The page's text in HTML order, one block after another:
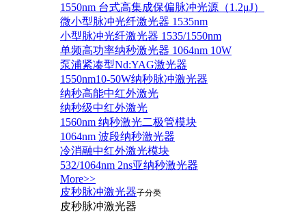
1550nm 台式高集成保偏脉冲光源（1.2μJ）
微小型脉冲光纤激光器 1535nm
小型脉冲光纤激光器 1535/1550nm
单频高功率纳秒激光器 1064nm 10W
泵浦紧凑型Nd:YAG激光器
1550nm10-50W纳秒脉冲激光器
纳秒高能中红外激光
纳秒级中红外激光
1560nm 纳秒激光二极管模块
1064nm 波段纳秒激光器
冷消融中红外激光模块
532/1064nm 2ns亚纳秒激光器
More>>
皮秒脉冲激光器子分类
皮秒脉冲激光器